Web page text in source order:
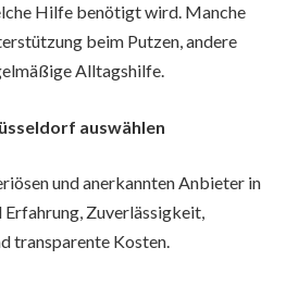
Hilfe benötigt wird. Manche
beim Putzen, andere
Alltagshilfe.
auswählen
und anerkannten Anbieter in
Zuverlässigkeit,
transparente Kosten.